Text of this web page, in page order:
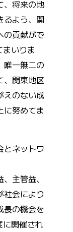
、将来の地
るよう、関
の貢献がで
いりま
唯一無二の
、関東地区
えのない成
に努めてま
とネットワ
主管益、
社会により
長の機会を
開催され